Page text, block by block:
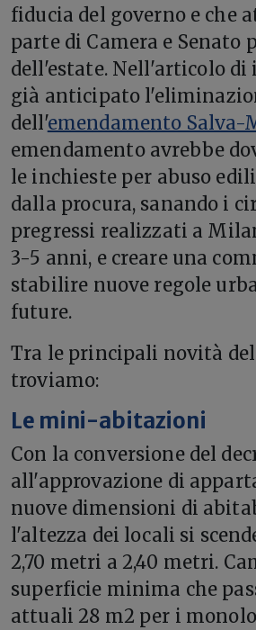
fiducia del governo e che
parte di Camera e Senato
dell'estate. Nell'articolo di
già anticipato
dell'emendamento Salva-
emendamento avrebbe
le inchieste per abuso
dalla procura, sanando i
pregressi realizzati a
3-5 anni, e creare una
stabilire nuove regole
future.
Tra le principali novità
troviamo:
Le mini-abitazioni
Con la conversione del
all'approvazione di
nuove dimensioni di
l'altezza dei locali si
2,70 metri a 2,40 metri.
superficie minima che
attuali 28 m2 per i